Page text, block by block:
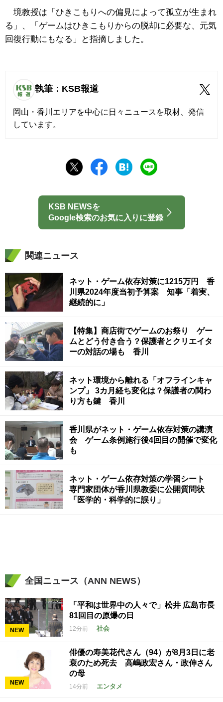
境教授は「ひきこもりへの偏見によって孤立が生まれ
る」、「ゲームはひきこもりからの脱却に必要な、元気
回復行動にもなる」と指摘しました。
執筆：KSB報道
岡山・香川エリアを中心に日々ニュースを取材、発信
しています。
KSB NEWSを
Google検索のお気に入りに登録
関連ニュース
ネット・ゲーム依存対策に1215万円 香
川県2024年度当初予算案 知事「着実、
継続的に」
【特集】商店街でゲームのお祭り ゲー
ムとどう付き合う？保護者とクリエイタ
ーの対話の場も 香川
ネット環境から離れる「オフラインキャ
ンプ」 3カ月経ち変化は？保護者の関わ
り方も鍵 香川
香川県がネット・ゲーム依存対策の講演
会 ゲーム条例施行後4回目の開催で変化
も
ネット・ゲーム依存対策の学習シート
専門家団体が香川県教委に公開質問状
「医学的・科学的に誤り」
全国ニュース（ANN NEWS）
NEW
「平和は世界中の人々で」松井 広島市長
81回目の原爆の日
12分前 社会
NEW
俳優の寿美花代さん（94）が8月3日に老
衰のため死去 高嶋政宏さん・政伸さん
の母
14分前 エンタメ